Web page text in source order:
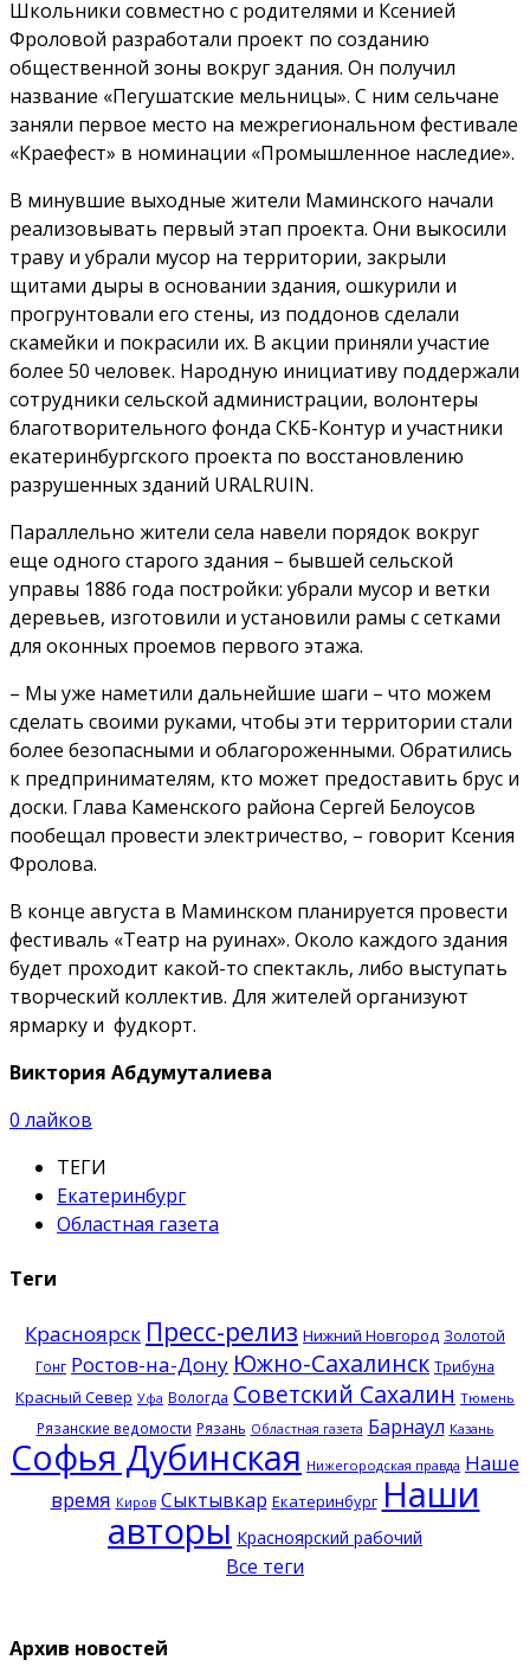
Школьники совместно с родителями и Ксенией
Фроловой разработали проект по созданию
общественной зоны вокруг здания. Он получил
название «Пегушатские мельницы». С ним сельчане
заняли первое место на межрегиональном фестивале
«Краефест» в номинации «Промышленное наследие».
В минувшие выходные жители Маминского начали
реализовывать первый этап проекта. Они выкосили
траву и убрали мусор на территории, закрыли
щитами дыры в основании здания, ошкурили и
прогрунтовали его стены, из поддонов сделали
скамейки и покрасили их. В акции приняли участие
более 50 человек. Народную инициативу поддержали
сотрудники сельской администрации, волонтеры
благотворительного фонда СКБ-Контур и участники
екатеринбургского проекта по восстановлению
разрушенных зданий URALRUIN.
Параллельно жители села навели порядок вокруг
еще одного старого здания – бывшей сельской
управы 1886 года постройки: убрали мусор и ветки
деревьев, изготовили и установили рамы с сетками
для оконных проемов первого этажа.
– Мы уже наметили дальнейшие шаги – что можем
сделать своими руками, чтобы эти территории стали
более безопасными и облагороженными. Обратились
к предпринимателям, кто может предоставить брус и
доски. Глава Каменского района Сергей Белоусов
пообещал провести электричество, – говорит Ксения
Фролова.
В конце августа в Маминском планируется провести
фестиваль «Театр на руинах». Около каждого здания
будет проходит какой-то спектакль, либо выступать
творческий коллектив. Для жителей организуют
ярмарку и фудкорт.
Виктория Абдумуталиева
0 лайков
ТЕГИ
Екатеринбург
Областная газета
Теги
Красноярск Пресс-релиз Нижний Новгород Золотой
Гонг Ростов-на-Дону Южно-Сахалинск Трибуна
Красный Север Уфа Вологда Советский Сахалин Тюмень
Рязанские ведомости Рязань Областная газета Барнаул Казань
Софья Дубинская Нижегородская правда Наше
время Киров Сыктывкар Екатеринбург Наши
авторы Красноярский рабочий
Все теги
Архив новостей